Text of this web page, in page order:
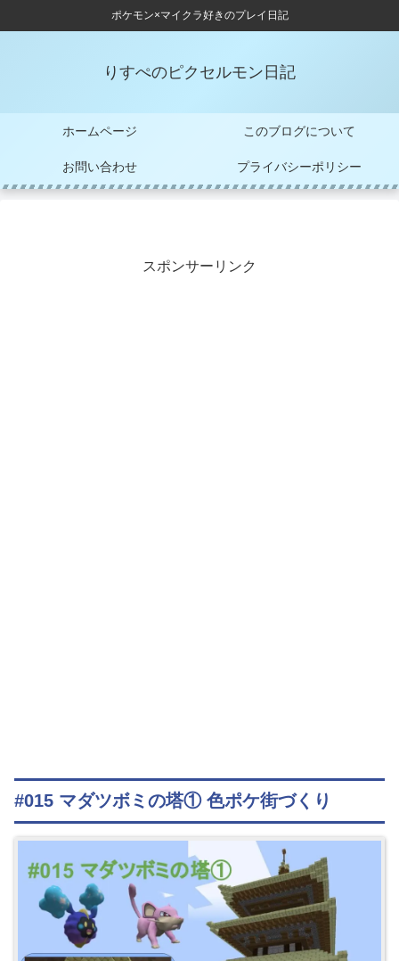
ポケモン×マイクラ好きのプレイ日記
りすぺのピクセルモン日記
ホームページ このブログについて
お問い合わせ プライバシーポリシー
スポンサーリンク
#015 マダツボミの塔① 色ポケ街づくり